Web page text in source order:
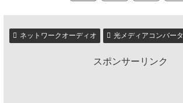
ネットワークオーディオ 光メディアコンバータ
スポンサーリンク